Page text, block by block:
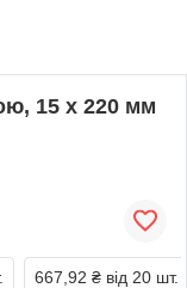
15 x 220 мм
667,92 ₴ від 20 шт.